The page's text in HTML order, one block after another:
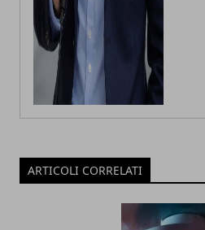
ARTICOLI CORRELATI